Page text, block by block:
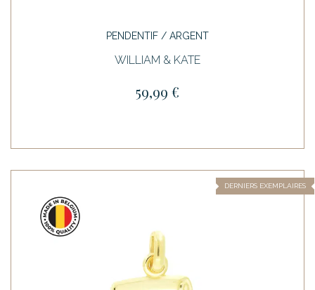
PENDENTIF / ARGENT
WILLIAM & KATE
59,99 €
DERNIERS EXEMPLAIRES